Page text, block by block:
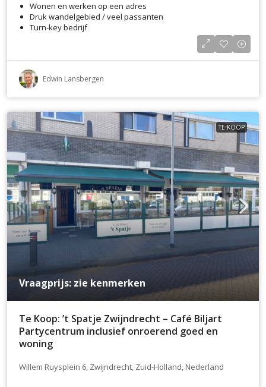
Wonen en werken op een adres
Druk wandelgebied / veel passanten
Turn-key bedrijf
Edwin Lansbergen
TE KOOP
Vraagprijs: zie kenmerken
Te Koop: ’t Spatje Zwijndrecht – Café Biljart
Partycentrum inclusief onroerend goed en
woning
Willem Ruysplein 6, Zwijndrecht, Zuid-Holland, Nederland